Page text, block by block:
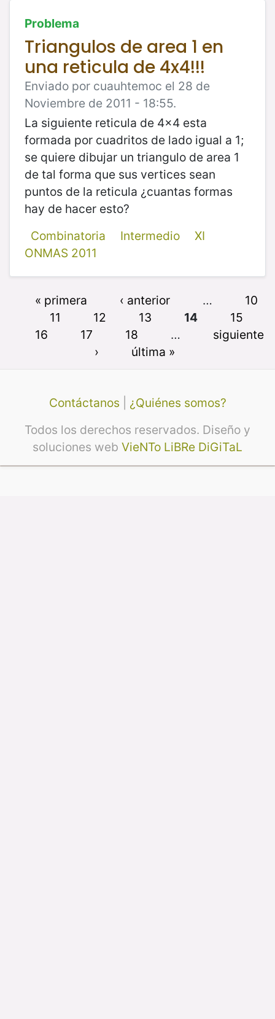
Problema
Triangulos de area 1 en
una reticula de 4x4!!!
Enviado por cuauhtemoc el 28 de
Noviembre de 2011 - 18:55.
La siguiente reticula de 4x4 esta
formada por cuadritos de lado igual a 1;
se quiere dibujar un triangulo de area 1
de tal forma que sus vertices sean
puntos de la reticula ¿cuantas formas
hay de hacer esto?
Combinatoria
Intermedio
XI
ONMAS 2011
« primera ‹ anterior …
10
11
12 13 14
15
16
17 18 …
siguiente
›
última »
Contáctanos
¿Quiénes somos?
Todos los derechos reservados. Diseño y
soluciones web VieNTo LiBRe DiGiTaL